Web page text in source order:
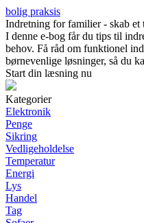
bolig praksis
Indretning for familier - skab
I denne e-bog får du tips til
behov. Få råd om funktionel
børnevenlige løsninger, så du
Start din læsning nu
Kategorier
Elektronik
Penge
Sikring
Vedligeholdelse
Temperatur
Energi
Lys
Handel
Tag